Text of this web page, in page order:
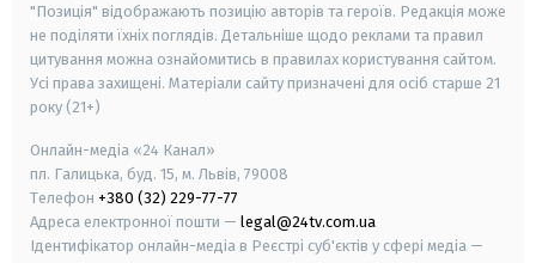
"Позиція" відображають позицію авторів та героїв. Редакція може
не поділяти їхніх поглядів. Детальніше щодо реклами та правил
цитування можна ознайомитись в правилах користування сайтом.
Усі права захищені. Матеріали сайту призначені для осіб старше 21
року (21+)
Онлайн-медіа «24 Канал»
пл. Галицька, буд. 15, м. Львів, 79008
Телефон +380 (32) 229-77-77
Адреса електронної пошти — legal@24tv.com.ua
Ідентифікатор онлайн-медіа в Реєстрі суб'єктів у сфері медіа —